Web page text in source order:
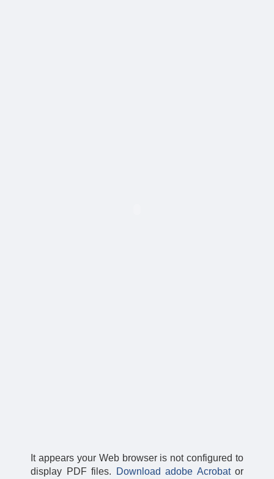
It appears your Web browser is not configured to
display PDF files.
Download adobe Acrobat or